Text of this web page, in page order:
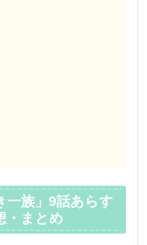
一族」9話あらす
・まとめ